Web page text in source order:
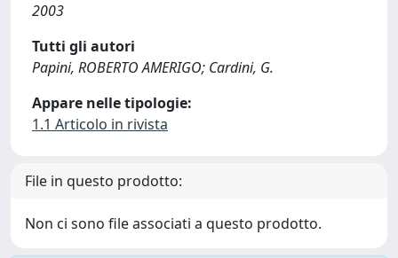
2003
Tutti gli autori
Papini, ROBERTO AMERIGO; Cardini, G.
Appare nelle tipologie:
1.1 Articolo in rivista
File in questo prodotto:
Non ci sono file associati a questo prodotto.